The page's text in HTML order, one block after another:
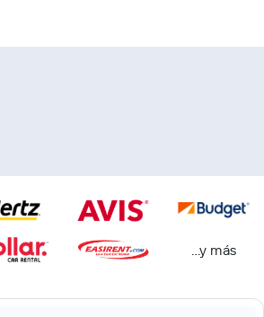
...y más